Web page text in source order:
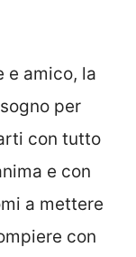
e amico, la
per
con tutto
e con
a mettere
con